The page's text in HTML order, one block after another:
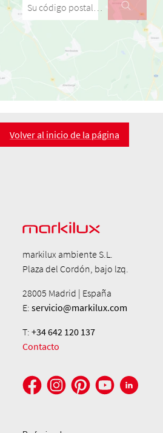
Volver al inicio de la página
markilux ambiente S.L.
Plaza del Cordón, bajo lzq.
28005 Madrid | España
E:servicio@markilux.com
T:+34 642 120 137
Contacto